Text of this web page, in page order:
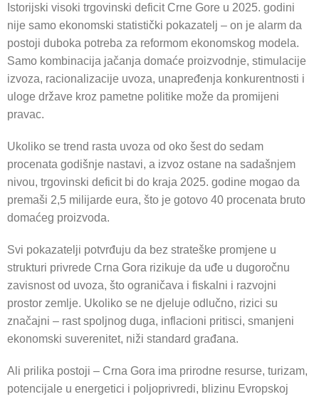
Istorijski visoki trgovinski deficit Crne Gore u 2025. godini
nije samo ekonomski statistički pokazatelj – on je alarm da
postoji duboka potreba za reformom ekonomskog modela.
Samo kombinacija jačanja domaće proizvodnje, stimulacije
izvoza, racionalizacije uvoza, unapređenja konkurentnosti i
uloge države kroz pametne politike može da promijeni
pravac.
Ukoliko se trend rasta uvoza od oko šest do sedam
procenata godišnje nastavi, a izvoz ostane na sadašnjem
nivou, trgovinski deficit bi do kraja 2025. godine mogao da
premaši 2,5 milijarde eura, što je gotovo 40 procenata bruto
domaćeg proizvoda.
Svi pokazatelji potvrđuju da bez strateške promjene u
strukturi privrede Crna Gora rizikuje da uđe u dugoročnu
zavisnost od uvoza, što ograničava i fiskalni i razvojni
prostor zemlje. Ukoliko se ne djeluje odlučno, rizici su
značajni – rast spoljnog duga, inflacioni pritisci, smanjeni
ekonomski suverenitet, niži standard građana.
Ali prilika postoji – Crna Gora ima prirodne resurse, turizam,
potencijale u energetici i poljoprivredi, blizinu Evropskoj